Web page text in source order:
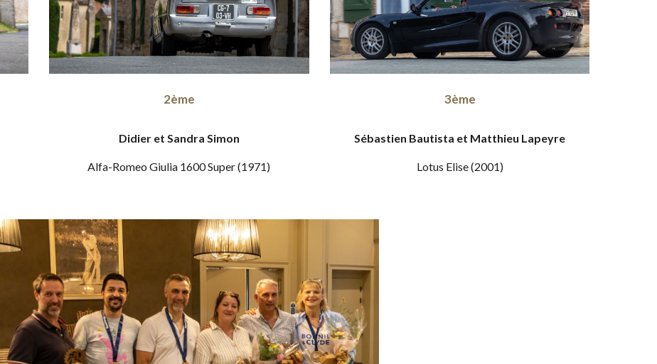
2ème
Didier et Sandra Simon
Alfa-Romeo Giulia 1600 Super(1971)
3ème
Sébastien Bautista et Matthieu Lapeyre
Lotus Elise (2001)